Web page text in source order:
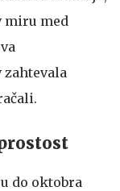
miru med
do oktobra